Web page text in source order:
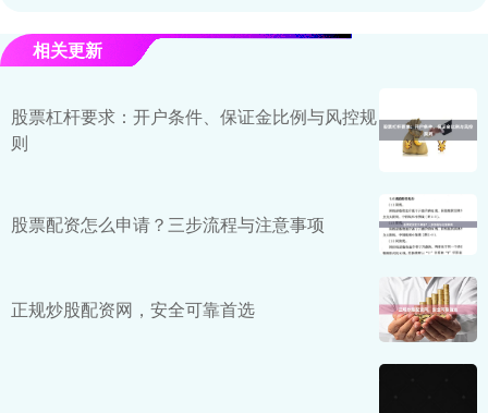
相关更新
股票杠杆要求：开户条件、保证金比例与风控规
则
股票配资怎么申请？三步流程与注意事项
正规炒股配资网，安全可靠首选